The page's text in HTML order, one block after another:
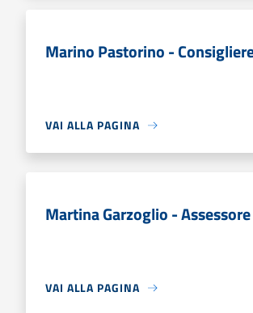
Marino Pastorino -
VAI ALLA PAGINA
Martina Garzoglio - Assessore
VAI ALLA PAGINA